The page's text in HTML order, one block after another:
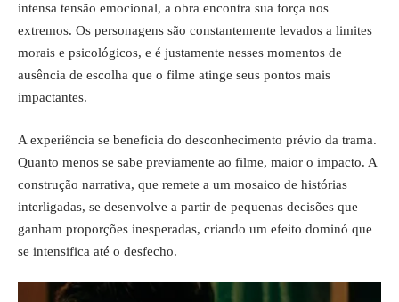
intensa tensão emocional, a obra encontra sua força nos
extremos. Os personagens são constantemente levados a limites
morais e psicológicos, e é justamente nesses momentos de
ausência de escolha que o filme atinge seus pontos mais
impactantes.
A experiência se beneficia do desconhecimento prévio da trama.
Quanto menos se sabe previamente ao filme, maior o impacto. A
construção narrativa, que remete a um mosaico de histórias
interligadas, se desenvolve a partir de pequenas decisões que
ganham proporções inesperadas, criando um efeito dominó que
se intensifica até o desfecho.